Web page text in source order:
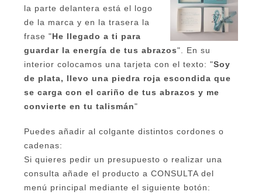
la parte delantera está el logo
de la marca y en la trasera la
frase "He llegado a ti para
guardar la energía de tus abrazos". En su
interior colocamos una tarjeta con el texto: "Soy
de plata, llevo una piedra roja escondida que
se carga con el cariño de tus abrazos y me
convierte en tu talismán"
Puedes añadir al colgante distintos cordones o
cadenas:
Si quieres pedir un presupuesto o realizar una
consulta añade el producto a CONSULTA del
menú principal mediante el siguiente botón: